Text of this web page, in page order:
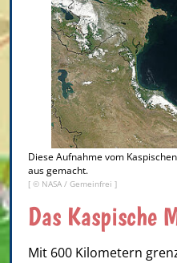
Diese Aufnahme vom
aus gemacht.
[ © NASA / Gemeinfrei ]
Das Kaspische
Mit 600 Kilometern